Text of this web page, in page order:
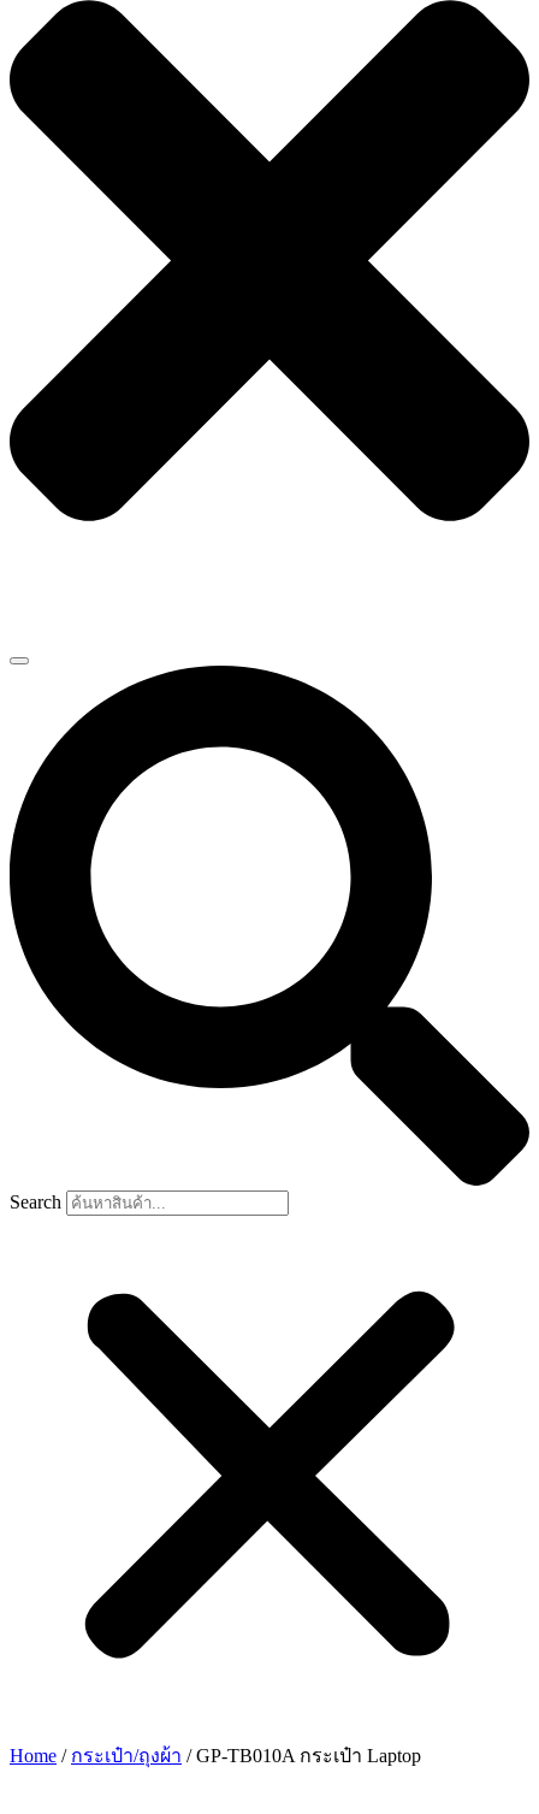
Search
Home / กระเป๋า/ถุงผ้า / GP-TB010A กระเป๋า Laptop